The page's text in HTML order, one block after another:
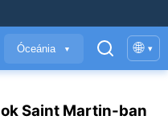
Óceánia ▼ 🌐 ▾
Saint Martin-ban